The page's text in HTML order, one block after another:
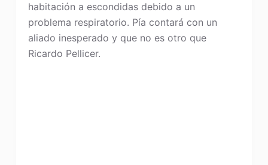
habitación a escondidas debido a un
problema respiratorio. Pía contará con un
aliado inesperado y que no es otro que
Ricardo Pellicer.